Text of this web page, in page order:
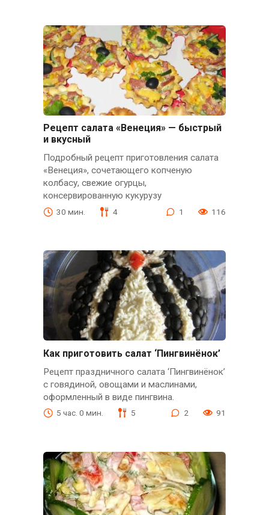
Рецепт салата «Венеция» — быстрый
и вкусный
Подробный рецепт приготовления салата
«Венеция», сочетающего копченую
колбасу, свежие огурцы,
консервированную кукурузу
30 мин. 4 1 116
Как приготовить салат ‘Пингвинёнок’
Рецепт праздничного салата ‘Пингвинёнок’
с говядиной, овощами и маслинами,
оформленный в виде пингвина.
5 час. 0 мин. 5 2 91